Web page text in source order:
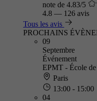
note de 4.83/5
4.8 — 126 avis
Tous les avis
PROCHAINS
09
Septembre
Événement
EPMT - École de
Paris
13:00 - 15:00
04